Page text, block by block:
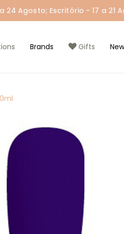
24 Agosto; Escritório - 17 a
Brands Gifts